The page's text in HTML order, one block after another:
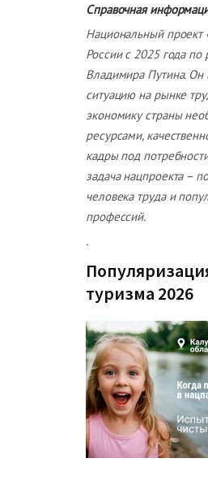
Справочная
Национальный проект
России с 2025 года
Владимира Путина. Он
ситуацию на рынке
экономику страны
ресурсами,
кадры под
задача нацпроекта –
человека труда и
профессий.
.
туризма 2026